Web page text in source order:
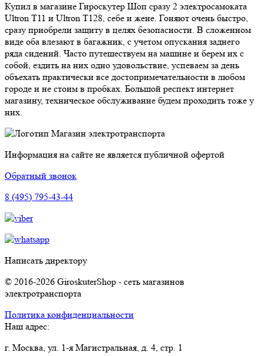
Купил в магазине Гироскутер Шоп сразу 2 электросамоката
Ultron T11 и Ultron T128, себе и жене. Гоняют очень быстро,
сразу приобрели защиту в целях безопасности. В сложенном
виде оба влезают в багажник, с учетом опускания заднего
ряда сидений. Часто путешествуем на машине и берем их с
собой, ездить на них одно удовольствие, успеваем за день
объехать практически все достопримечательности в любом
городе и не стоим в пробках. Большой респект интернет
магазину, техническое обслуживание будем проходить тоже у
них.
Магазин электротранспорта
Информация на сайте не является публичной офертой
Обратный звонок
8 (495) 795-43-44
Написать директору
© 2016-2026 GiroskuterShop - сеть магазинов
электротранспорта
Политика конфиденциальности
Наш адрес:
г. Москва, ул. 1-я Магистральная, д. 4, стр. 1